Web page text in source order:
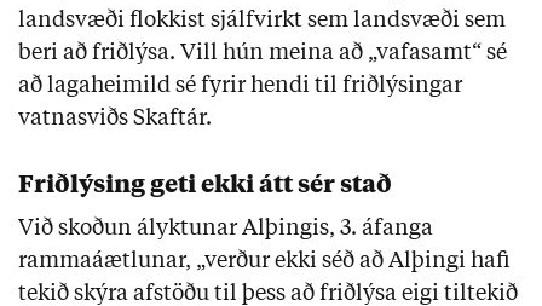
landsvæði flokkist sjálfvirkt sem landsvæði sem
beri að friðlýsa. Vill hún meina að „vafasamt“ sé
að lagaheimild sé fyrir hendi til friðlýsingar
vatnasviðs Skaftár.
Friðlýsing geti ekki átt sér stað
Við skoðun ályktunar Alþingis, 3. áfanga
rammaáætlunar, „verður ekki séð að Alþingi hafi
tekið skýra afstöðu til þess að friðlýsa eigi tiltekið